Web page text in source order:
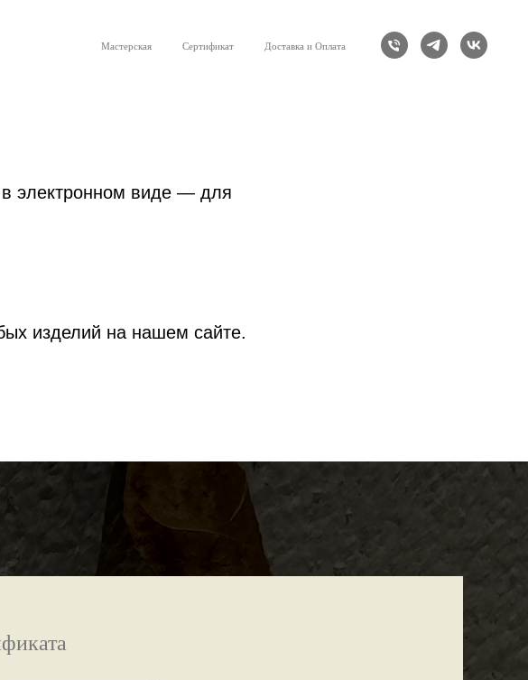
Мастерская Сертификат Доставка и Оплата
электронном виде — для
изделий на нашем сайте.